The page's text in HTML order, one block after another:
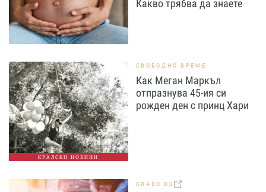
Какво трябва да знаете
КРАЛСКИ НОВИНИ
СВОБОДНО ВРЕМЕ
Как Меган Маркъл
отпразнува 45-ия си
рожден ден с принц Хари
GRABO.BG